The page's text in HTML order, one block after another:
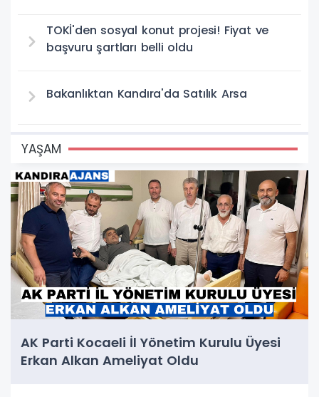
TOKİ'den sosyal konut projesi! Fiyat ve
başvuru şartları belli oldu
Bakanlıktan Kandıra'da Satılık Arsa
YAŞAM
AK Parti Kocaeli İl Yönetim Kurulu Üyesi
Erkan Alkan Ameliyat Oldu